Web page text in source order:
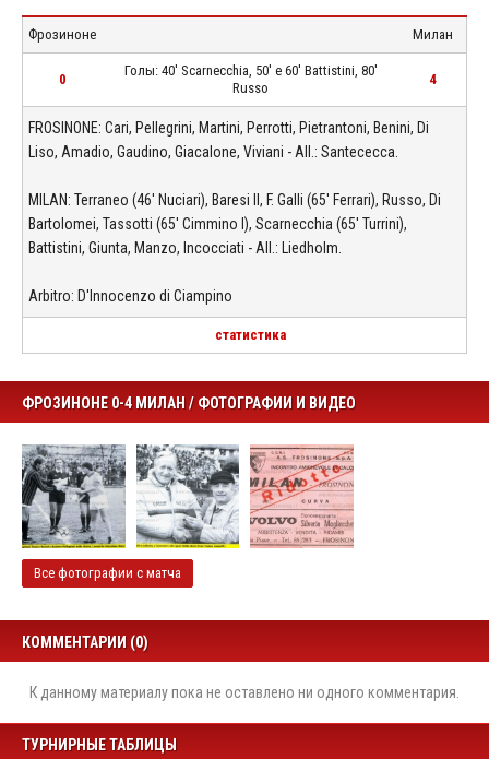
Фрозиноне Милан
0
Голы: 40' Scarnecchia, 50' e 60' Battistini, 80'
Russo
4
FROSINONE: Cari, Pellegrini, Martini, Perrotti, Pietrantoni, Benini, Di
Liso, Amadio, Gaudino, Giacalone, Viviani - All.: Santececca.
MILAN: Terraneo (46' Nuciari), Baresi II, F. Galli (65' Ferrari), Russo, Di
Bartolomei, Tassotti (65' Cimmino I), Scarnecchia (65' Turrini),
Battistini, Giunta, Manzo, Incocciati - All.: Liedholm.
Arbitro: D'Innocenzo di Ciampino
статистика
ФРОЗИНОНЕ 0-4 МИЛАН / ФОТОГРАФИИ И ВИДЕО
Все фотографии с матча
КОММЕНТАРИИ (0)
К данному материалу пока не оставлено ни одного комментария.
ТУРНИРНЫЕ ТАБЛИЦЫ